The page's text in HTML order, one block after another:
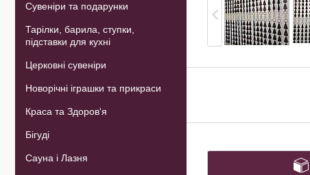
Сувеніри та подарунки
Тарілки, барила, ступки,
підставки для кухні
Церковні сувеніри
Новорічні іграшки та прикраси
Краса та Здоров'я
Бігуді
Сауна і Лазня